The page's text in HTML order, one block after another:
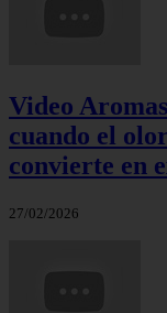
Video
cuando el
convierte en
27/02/2026